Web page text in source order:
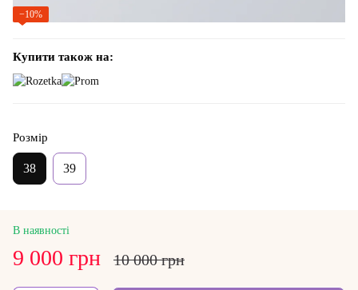
−10%
Купити також на:
Розмір
38 39
В наявності
9 000 грн 10 000 грн